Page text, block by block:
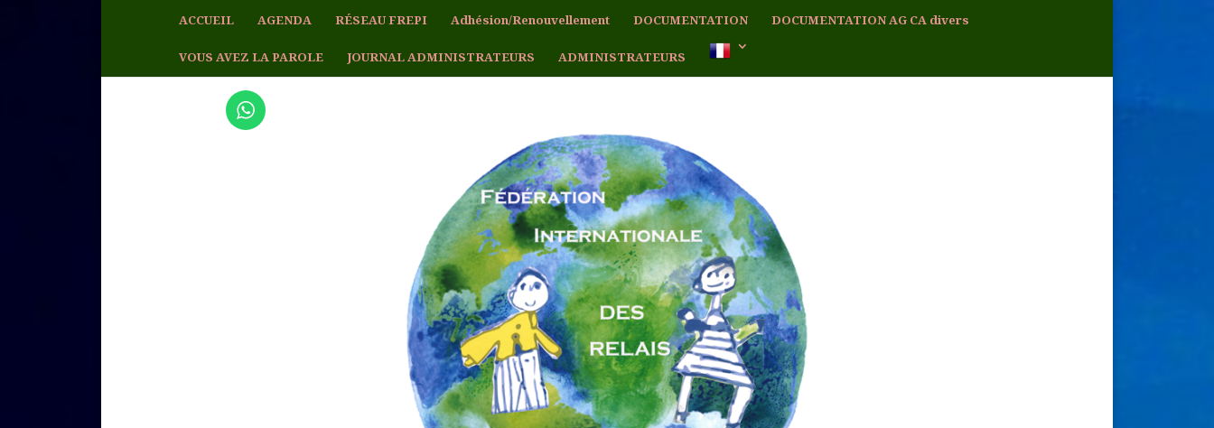
ACCUEIL AGENDA RÉSEAU FREPI Adhésion/Renouvellement DOCUMENTATION DOCUMENTATION AG CA divers
VOUS AVEZ LA PAROLE JOURNAL ADMINISTRATEURS ADMINISTRATEURS